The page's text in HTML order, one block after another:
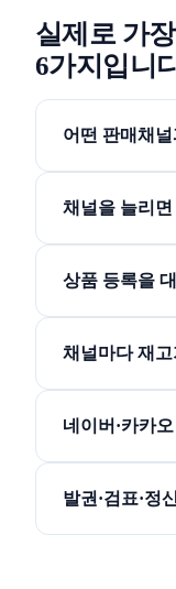
실제로 가
6가지입니
어떤 판매채
채널을 늘리
상품 등록을
채널마다 재
네이버·카카
발권·검표·정